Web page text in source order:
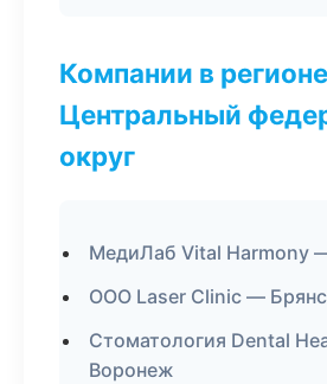
Компании в
Центральный
округ
МедиЛаб Vital Harmony
ООО Laser Clinic —
Стоматология Dental
Воронеж